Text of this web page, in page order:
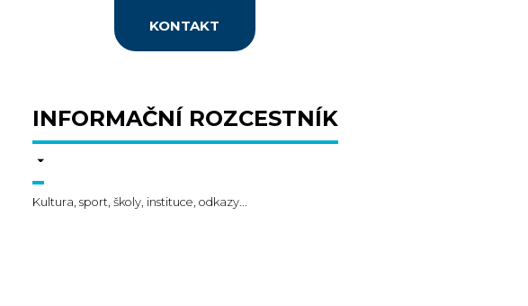
KONTAKT
INFORMAČNÍ ROZCESTNÍK
Kultura, sport, školy, instituce, odkazy...